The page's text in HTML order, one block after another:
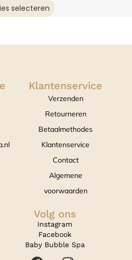
selecteren
Klantenservice
Verzenden
Retourneren
Betaalmethodes
Klantenservice
Contact
Algemene
voorwaarden
Volg ons
Instagram
Facebook
Baby Bubble Spa